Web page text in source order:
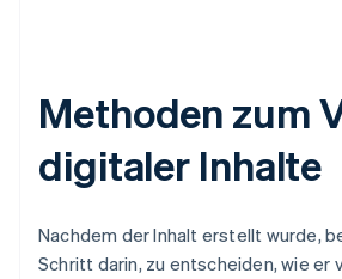
Methoden zum
digitaler Inhalte
Nachdem der Inhalt erstellt wurde,
Schritt darin, zu entscheiden, wie er